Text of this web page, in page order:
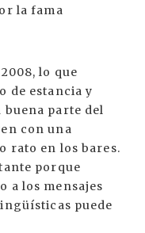
la fama
lo que
de estancia y
parte del
con una
rato en los bares.
porque
a los mensajes
puede